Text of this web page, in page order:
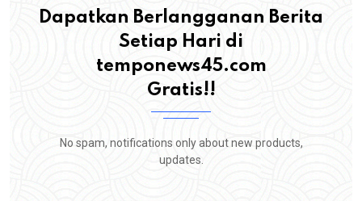
Dapatkan Berlangganan Berita
Setiap Hari di
temponews45.com
Gratis!!
No spam, notifications only about new products,
updates.